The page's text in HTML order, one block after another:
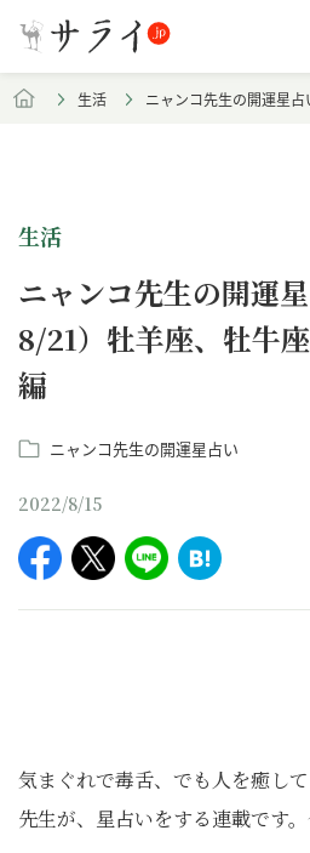
生活 ニャンコ先生の開運星占
生活
ニャンコ先生の開運
8/21）牡羊座、牡牛
編
ニャンコ先生の開運星占い
2022/8/15
気まぐれで毒舌、でも人を癒し
先生が、星占いをする連載です